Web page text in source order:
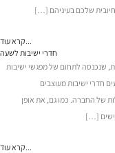
שלכם בעיניהם […]
קרא עוד...
חדרי ישיבות לשעה
שנכנסה לתחום של מפגשי ישיבות
חדרי ישיבות מעוצבים
של החברה. כמו גם, את אופן
[…]
קרא עוד...